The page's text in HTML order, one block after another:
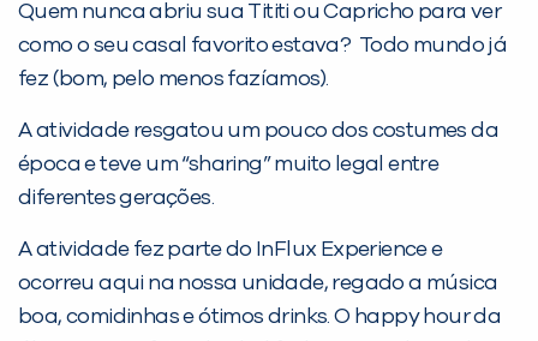
Quem nunca abriu sua Tititi ou Capricho para ver
como o seu casal favorito estava? Todo mundo já
fez (bom, pelo menos fazíamos).
A atividade resgatou um pouco dos costumes da
época e teve um “sharing” muito legal entre
diferentes gerações.
A atividade fez parte do InFlux Experience e
ocorreu aqui na nossa unidade, regado a música
boa, comidinhas e ótimos drinks. O happy hour da
Não encontramos nenhuma unidade
inFlux nesta cidade ou bairro que
você digitou.